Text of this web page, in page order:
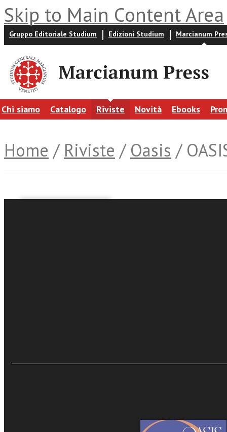
Skip to Main Content Area
Gruppo Editoriale Studium Edizioni Studium Marcianum
Chi siamo Catalogo Riviste Novità Ebooks
Home / Riviste / Oasis /
Quantità